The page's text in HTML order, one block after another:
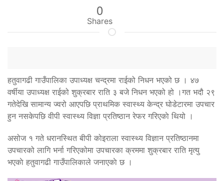
0
Shares
हतुवागढी गाउँपालिका उपाध्यक्ष चन्द्रमा राईको निधन भएको छ । ४७
वर्षीया उपाध्यक्ष राईको शुक्रबार राति ३ बजे निधन भएको हो ।गत भदौ २९
गतेदेखि सामान्य ज्वरो आएपछि प्राथमिक स्वास्थ्य केन्द्र घोडेटारमा उपचार
हुन नसकेपछि वीपी स्वास्थ्य विज्ञा प्रतिष्ठान रेफर गरिएकाे थियो ।
असोज १ गते धरानस्थित बीपी कोइराला स्वास्थ्य विज्ञान प्रतिष्ठानमा
उपचारको लागि भर्ना गरिएकोमा उपचारका क्रममा शुक्रबार राति मृत्यु
भएकाे हतुवागढी गाउँपालिकाले जनाएकाे छ ।